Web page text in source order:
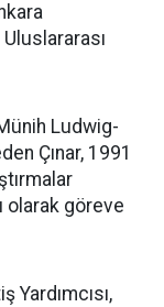
Ludwig-
Çınar, 1991
olarak göreve
Yardımcısı,